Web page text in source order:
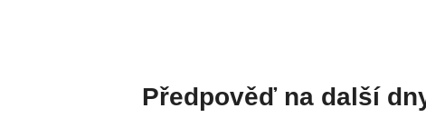
Předpověď na další